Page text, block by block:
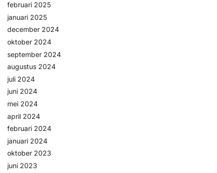
februari 2025
januari 2025
december 2024
oktober 2024
september 2024
augustus 2024
juli 2024
juni 2024
mei 2024
april 2024
februari 2024
januari 2024
oktober 2023
juni 2023